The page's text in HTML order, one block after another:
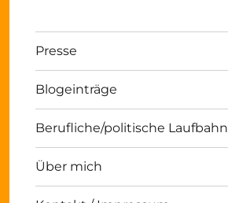
Presse
Blogeinträge
Berufliche/politische Laufbahn
Über mich